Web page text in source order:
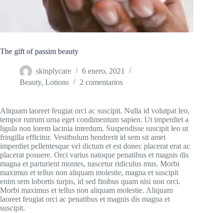
The gift of passim beauty
skinplycare
6 enero, 2021
Beauty, Lotions 2 comentarios
Aliquam laoreet feugiat orci ac suscipit. Nulla id volutpat leo,
tempor rutrum urna eget condimentum sapien. Ut imperdiet a
ligula non lorem lacinia interdum. Suspendisse suscipit leo ut
fringilla efficitur. Vestibulum hendrerit id sem sit amet
imperdiet pellentesque vel dictum et est donec placerat erat ac
placerat posuere. Orci varius natoque penatibus et magnis dis
magna et parturient montes, nascetur ridiculus mus. Morbi
maximus et tellus non aliquam molestie, magna et suscipit
enim sem lobortis turpis, id sed finibus quam nisi non orci.
Morbi maximus et tellus non aliquam molestie. Aliquam
laoreet feugiat orci ac penatibus et magnis dis magna et
suscipit.